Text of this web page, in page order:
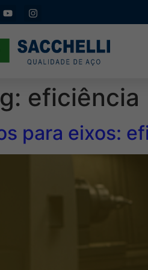
eficiência
para eixos: